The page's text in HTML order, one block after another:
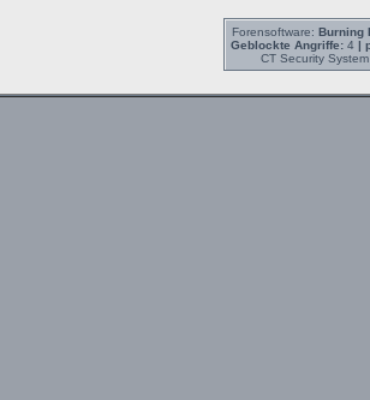
Forensoftware: Burning
Geblockte Angriffe:4 |
CT Security